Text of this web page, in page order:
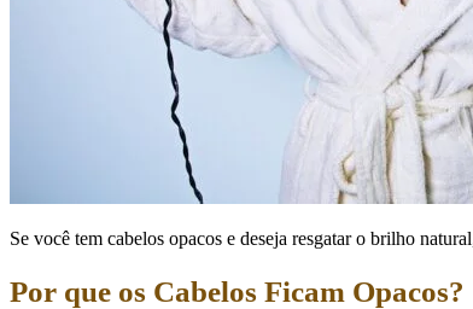
Se você tem cabelos opacos e deseja resgatar o brilho
Por que os Cabelos Ficam Opacos?